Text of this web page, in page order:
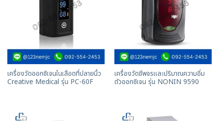
เครื่องวัดออกซิเจนในเลือดที่ปลายนิ้ว
Creative Medical รุ่น PC-60F
เครื่องวัดชีพจรและปริมาณความอิ่ม
ตัวออกซิเจน รุ่น NONIN 9590